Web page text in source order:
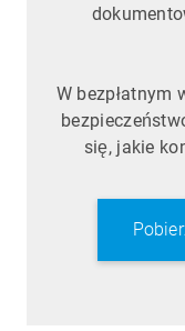
W bezpłatnym
się, jakie